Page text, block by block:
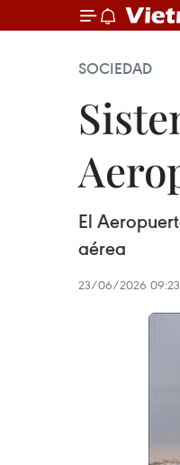
SOCIEDAD
El
aérea
23/06/2026 09:23